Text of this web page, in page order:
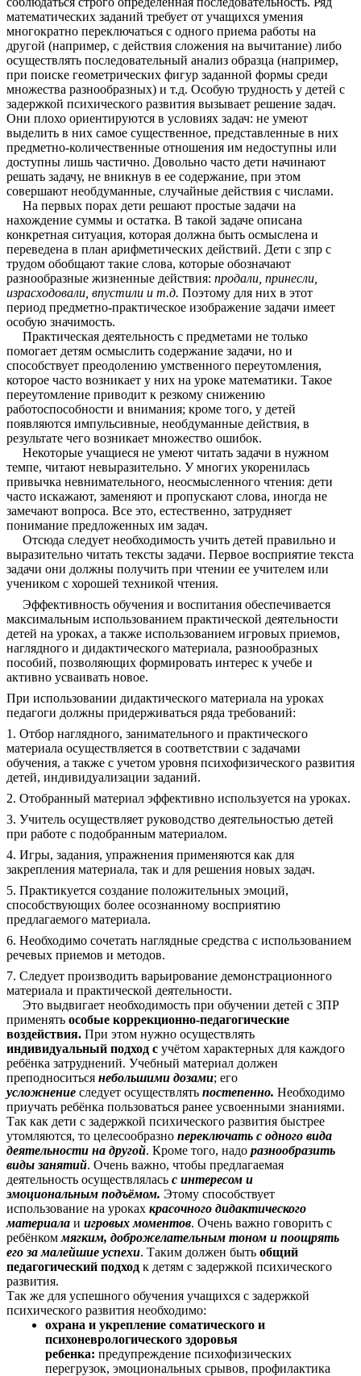
математических заданий требует от учащихся умения
многократно переключаться с одного приема работы на
другой (например, с действия сложения на вычитание) либо
осуществлять последовательный анализ образца (например,
при поиске геометрических фигур заданной формы среди
множества разнообразных) и т.д. Особую трудность у детей с
задержкой психического развития вызывает решение задач.
Они плохо ориентируются в условиях задач: не умеют
выделить в них самое существенное, представленные в них
предметно-количественные отношения им недоступны или
доступны лишь частично. Довольно часто дети начинают
решать задачу, не вникнув в ее содержание, при этом
совершают необдуманные, случайные действия с числами.
На первых порах дети решают простые задачи на
нахождение суммы и остатка. В такой задаче описана
конкретная ситуация, которая должна быть осмыслена и
переведена в план арифметических действий. Дети с зпр с
трудом обобщают такие слова, которые обозначают
разнообразные жизненные действия: продали, принесли,
израсходовали, впустили и т.д. Поэтому для них в этот
период предметно-практическое изображение задачи имеет
особую значимость.
Практическая деятельность с предметами не только
помогает детям осмыслить содержание задачи, но и
способствует преодолению умственного переутомления,
которое часто возникает у них на уроке математики. Такое
переутомление приводит к резкому снижению
работоспособности и внимания; кроме того, у детей
появляются импульсивные, необдуманные действия, в
результате чего возникает множество ошибок.
Некоторые учащиеся не умеют читать задачи в нужном
темпе, читают невыразительно. У многих укоренилась
привычка невнимательного, неосмысленного чтения: дети
часто искажают, заменяют и пропускают слова, иногда не
замечают вопроса. Все это, естественно, затрудняет
понимание предложенных им задач.
Отсюда следует необходимость учить детей правильно и
выразительно читать тексты задачи. Первое восприятие текста
задачи они должны получить при чтении ее учителем или
учеником с хорошей техникой чтения.
Эффективность обучения и воспитания обеспечивается
максимальным использованием практической деятельности
детей на уроках, а также использованием игровых приемов,
наглядного и дидактического материала, разнообразных
пособий, позволяющих формировать интерес к учебе и
активно усваивать новое.
При использовании дидактического материала на уроках
педагоги должны придерживаться ряда требований:
1. Отбор наглядного, занимательного и практического
материала осуществляется в соответствии с задачами
обучения, а также с учетом уровня психофизического развития
детей, индивидуализации заданий.
2. Отобранный материал эффективно используется на уроках.
3. Учитель осуществляет руководство деятельностью детей
при работе с подобранным материалом.
4. Игры, задания, упражнения применяются как для
закрепления материала, так и для решения новых задач.
5. Практикуется создание положительных эмоций,
способствующих более осознанному восприятию
предлагаемого материала.
6. Необходимо сочетать наглядные средства с использованием
речевых приемов и методов.
7. Следует производить варьирование демонстрационного
материала и практической деятельности.
Это выдвигает необходимость при обучении детей с ЗПР
применять особые коррекционно-педагогические
воздействия. При этом нужно осуществлять
индивидуальный подход с учётом характерных для каждого
ребёнка затруднений. Учебный материал должен
преподноситься небольшими дозами; его
усложнение следует осуществлять постепенно. Необходимо
приучать ребёнка пользоваться ранее усвоенными знаниями.
Так как дети с задержкой психического развития быстрее
утомляются, то целесообразно переключать с одного вида
деятельности на другой. Кроме того, надо разнообразить
виды занятий. Очень важно, чтобы предлагаемая
деятельность осуществлялась с интересом и
эмоциональным подъёмом. Этому способствует
использование на уроках красочного дидактического
материала и игровых моментов. Очень важно говорить с
ребёнкоммягким, доброжелательным тоном и поощрять
его за малейшие успехи. Таким должен быть общий
педагогический подход к детям с задержкой психического
развития.
Так же для успешного обучения учащихся с задержкой
психического развития необходимо:
охрана и укрепление соматического и
психоневрологического здоровья
ребенка: предупреждение психофизических
перегрузок, эмоциональных срывов, профилактика